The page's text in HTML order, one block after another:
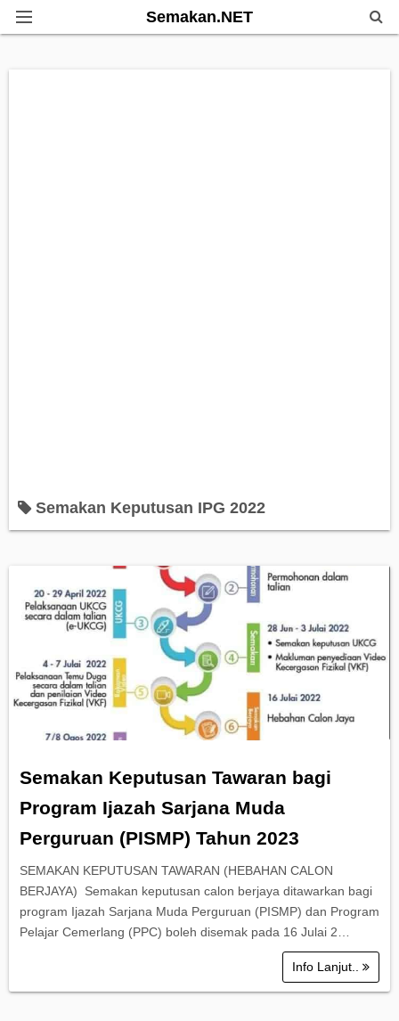
Semakan.NET
Semakan Keputusan IPG 2022
Semakan Keputusan Tawaran bagi
Program Ijazah Sarjana Muda
Perguruan (PISMP) Tahun 2023
SEMAKAN KEPUTUSAN TAWARAN (HEBAHAN CALON
BERJAYA) Semakan keputusan calon berjaya ditawarkan bagi
program Ijazah Sarjana Muda Perguruan (PISMP) dan Program
Pelajar Cemerlang (PPC) boleh disemak pada 16 Julai 2…
Info Lanjut..